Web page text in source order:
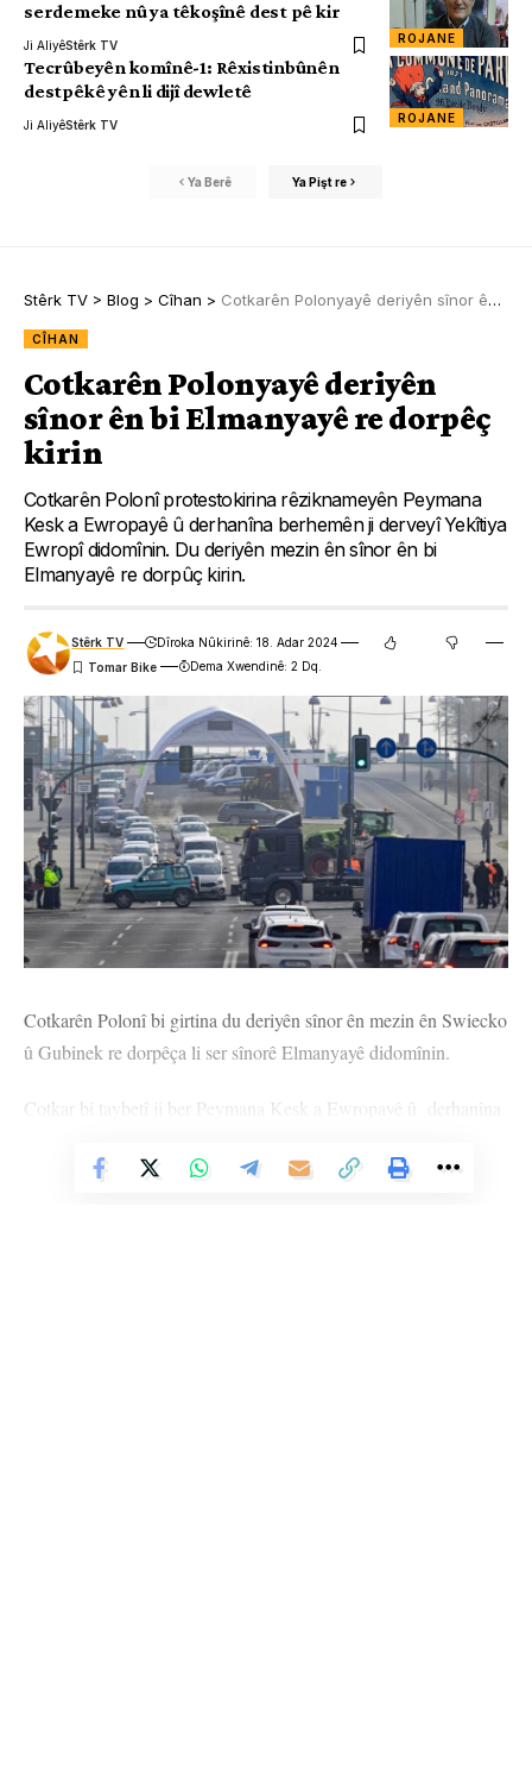
ROJANE
serdemeke nû ya têkoşînê dest pê kir
Ji AliyêStêrk TV
ROJANE
Tecrûbeyên komînê-1: Rêxistinbûnên
destpêkê yên li dijî dewletê
Ji AliyêStêrk TV
Ya Berê Ya Pişt re
Stêrk TV > Blog > Cîhan > Cotkarên Polonyayê deriyên sînor ên bi Elmanyayê re dorpêç kirin
CÎHAN
Cotkarên Polonyayê deriyên
sînor ên bi Elmanyayê re dorpêç
kirin
Cotkarên Polonî protestokirina rêziknameyên Peymana
Kesk a Ewropayê û derhanîna berhemên ji derveyî Yekîtiya
Ewropî didomînin. Du deriyên mezin ên sînor ên bi
Elmanyayê re dorpûç kirin.
Stêrk TV
Dîroka Nûkirinê: 18. Adar 2024
Dema Xwendinê: 2 Dq.
Cotkarên Polonî bi girtina du deriyên sînor ên mezin ên Swiecko
û Gubinek re dorpêça li ser sînorê Elmanyayê didomînin.
Cotkar bi taybetî ji ber Peymana Kesk a Ewropayê û derhanîna
hawirdorê yên ku pê re rû bi rû dimînin protesto dikin.
Vê Nûçeyê Bixwîne